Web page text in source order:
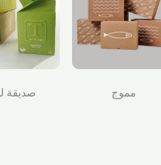
مموج صديقة